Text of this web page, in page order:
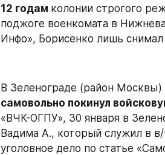
12 годам колонии строгого
поджоге военкомата в
Инфо», Борисенко лишь
В Зеленограде (район Москвы)
самовольно покинул
«ВЧК-ОГПУ», 30 января в
Вадима А., который служил в
уголовное дело по статье